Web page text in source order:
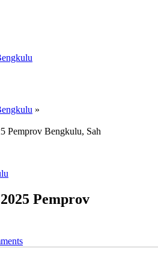
»
Pemprov Bengkulu, Sah
Pemprov